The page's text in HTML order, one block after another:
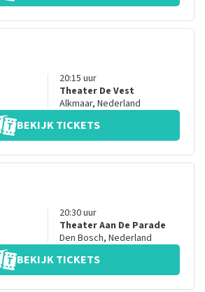
20:15 uur
Theater De Vest
Alkmaar, Nederland
BEKIJK TICKETS
20:30uur
Theater Aan De Parade
Den Bosch, Nederland
BEKIJK TICKETS